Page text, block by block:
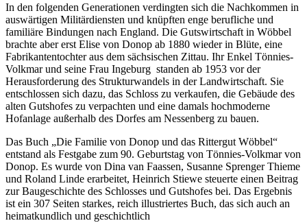
In den folgenden Generationen verdingten sich die Nachkommen in
auswärtigen Militärdiensten und knüpften enge berufliche und
familiäre Bindungen nach England. Die Gutswirtschaft in Wöbbel
brachte aber erst Elise von Donop ab 1880 wieder in Blüte, eine
Fabrikantentochter aus dem sächsischen Zittau. Ihr Enkel Tönnies-
Volkmar und seine Frau Ingeburg standen ab 1953 vor der
Herausforderung des Strukturwandels in der Landwirtschaft. Sie
entschlossen sich dazu, das Schloss zu verkaufen, die Gebäude des
alten Gutshofes zu verpachten und eine damals hochmoderne
Hofanlage außerhalb des Dorfes am Nessenberg zu bauen.
Das Buch „Die Familie von Donop und das Rittergut Wöbbel“
entstand als Festgabe zum 90. Geburtstag von Tönnies-Volkmar von
Donop. Es wurde von Dina van Faassen, Susanne Sprenger Thieme
und Roland Linde erarbeitet, Heinrich Stiewe steuerte einen Beitrag
zur Baugeschichte des Schlosses und Gutshofes bei. Das Ergebnis
ist ein 307 Seiten starkes, reich illustriertes Buch, das sich auch an
heimatkundlich und geschichtlich